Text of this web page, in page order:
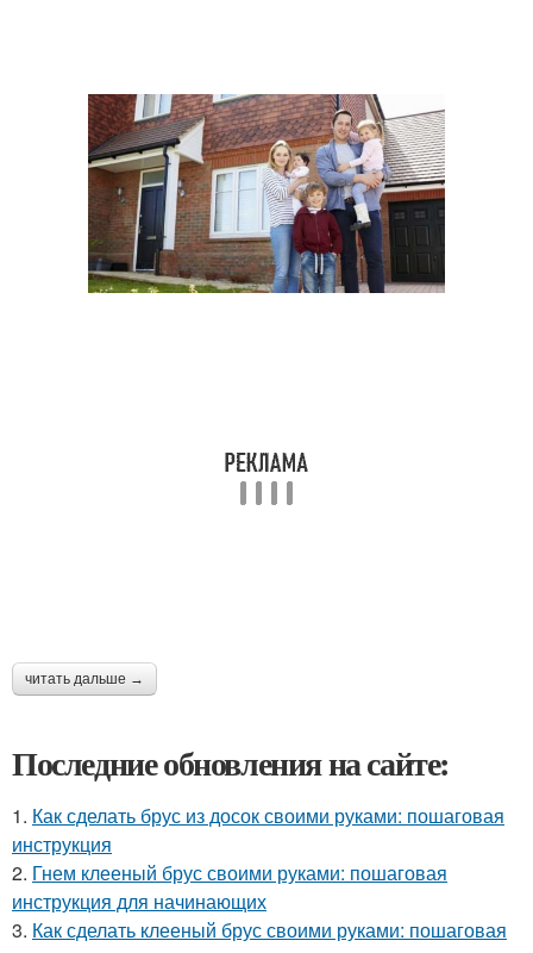
читать дальше →
Последние обновления на сайте:
1. Как сделать брус из досок своими руками: пошаговая
инструкция
2. Гнем клееный брус своими руками: пошаговая
инструкция для начинающих
3. Как сделать клееный брус своими руками: пошаговая